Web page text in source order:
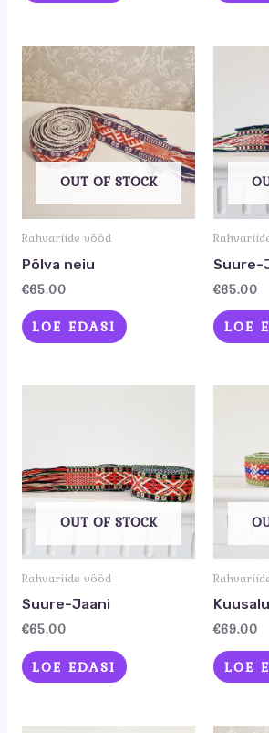
OUT OF STOCK
Rahvariide vööd
Põlva neiu
€65.00
LOE EDASI
Suure-
€65.00
LOE
OUT OF STOCK
Rahvariide vööd
Suure-Jaani
€65.00
LOE EDASI
Kuusalu
€69.00
LOE